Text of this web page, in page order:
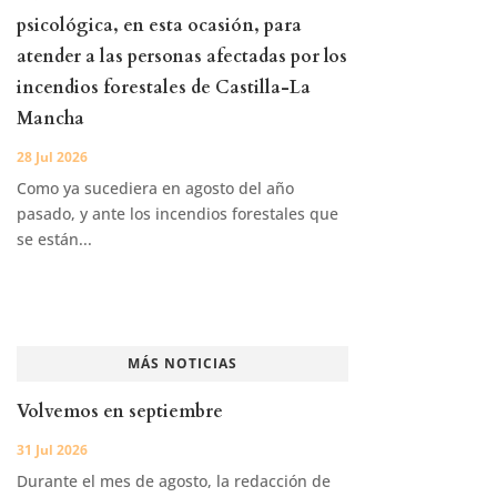
psicológica, en esta ocasión, para
atender a las personas afectadas por los
incendios forestales de Castilla-La
Mancha
28 Jul 2026
Como ya sucediera en agosto del año
pasado, y ante los incendios forestales que
se están...
MÁS NOTICIAS
Volvemos en septiembre
31 Jul 2026
Durante el mes de agosto, la redacción de